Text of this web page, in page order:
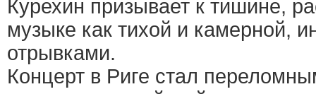
Курехин призывает к тишине,
музыке как тихой и камерной,
отрывками.
Концерт в Риге стал